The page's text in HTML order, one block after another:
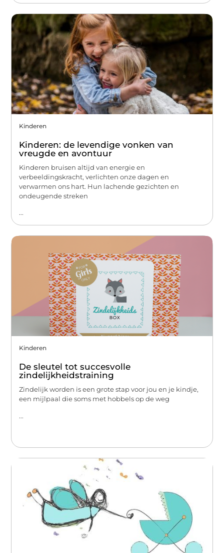
Kinderen
Kinderen: de levendige vonken van
vreugde en avontuur
Kinderen bruisen altijd van energie en
verbeeldingskracht, verlichten onze dagen en
verwarmen ons hart. Hun lachende gezichten en
ondeugende streken
...
Kinderen
De sleutel tot succesvolle
zindelijkheidstraining
Zindelijk worden is een grote stap voor jou en je kindje,
een mijlpaal die soms met hobbels op de weg
...